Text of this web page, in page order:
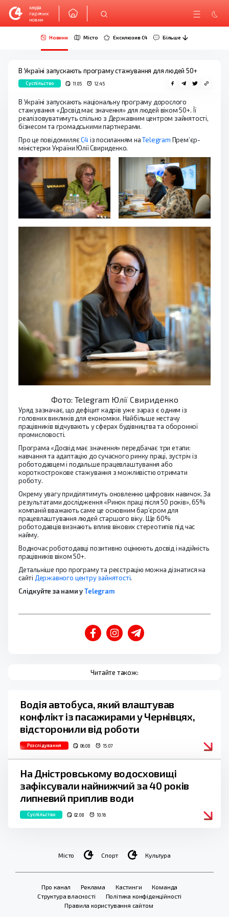
медіа
гарячих
новин
Новини Місто Ексклюзив C4 Більше
В Україні запускають програму стажування для людей 50+
Суспільство 11.05 12:45
В Україні запускають національну програму дорослого
стажування «Досвід має значення» для людей віком 50+. Її
реалізовуватимуть спільно з Державним центром зайнятості,
бізнесом та громадськими партнерами.
Про це повідомиляєС4із посиланням наTelegram Прем’єр-
міністерки України Юлії Свириденко.
Фото: Telegram Юлії Свириденко
Уряд зазначає, що дефіцит кадрів уже зараз є одним із
головних викликів для економіки. Найбільше нестачу
працівників відчувають у сферах будівництва та оборонної
промисловості.
Програма «Досвід має значення» передбачає три етапи:
навчання та адаптацію до сучасного ринку праці, зустріч із
роботодавцем і подальше працевлаштування або
короткострокове стажування з можливістю отримати
роботу.
Окрему увагу приділятимуть оновленню цифрових навичок. За
результатами дослідження «Ринок праці після 50 років», 65%
компаній вважають саме це основним бар’єром для
працевлаштування людей старшого віку. Ще 60%
роботодавців визнають вплив вікових стереотипів під час
найму.
Водночас роботодавці позитивно оцінюють досвід і надійність
працівників віком 50+.
Детальніше про програму та реєстрацію можна дізнатися на
сайті Державного центру зайнятості.
Слідкуйте за нами уTelegram
Читайте також:
Водія автобуса, який влаштував
конфлікт із пасажирами у Чернівцях,
відсторонили від роботи
Розслідування 06.08 15:07
На Дністровському водосховищі
зафіксували найнижчий за 40 років
липневий приплив води
Суспільство 02.08 10:16
Місто Спорт Культура
Про канал Реклама Кастинги
Команда
Структура власності
Політика конфіденційності
Правила користування сайтом